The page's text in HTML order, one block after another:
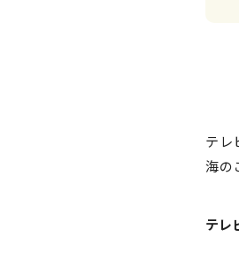
テレ
海の
テレ